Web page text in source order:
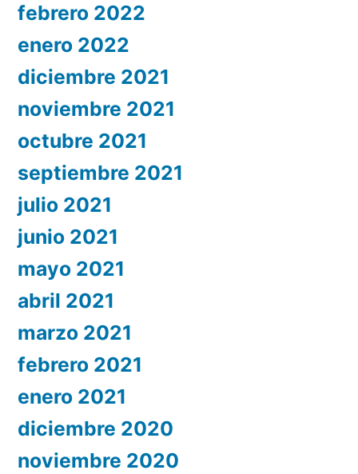
febrero 2022
enero 2022
diciembre 2021
noviembre 2021
octubre 2021
septiembre 2021
julio 2021
junio 2021
mayo 2021
abril 2021
marzo 2021
febrero 2021
enero 2021
diciembre 2020
noviembre 2020